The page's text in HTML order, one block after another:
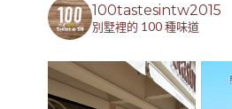
100tastesintw2015
別墅裡的 100 種味道